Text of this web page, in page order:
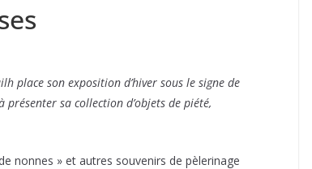
place son exposition d’hiver sous le signe de
présenter sa collection d’objets de piété,
nonnes » et autres souvenirs de pèlerinage